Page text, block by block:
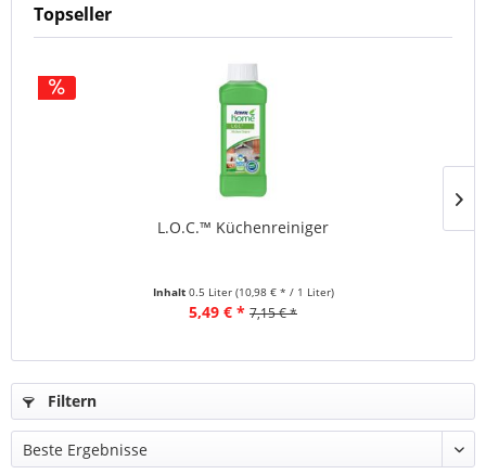
Topseller
L.O.C.™ Küchenreiniger
Inhalt 0.5 Liter (10,98 € * / 1 Liter)
5,49 € * 7,15 € *
Filtern